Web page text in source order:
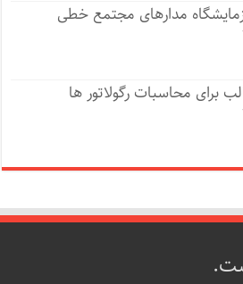
مدارهای مجتمع خطی
برای محاسبات رگولاتور ها